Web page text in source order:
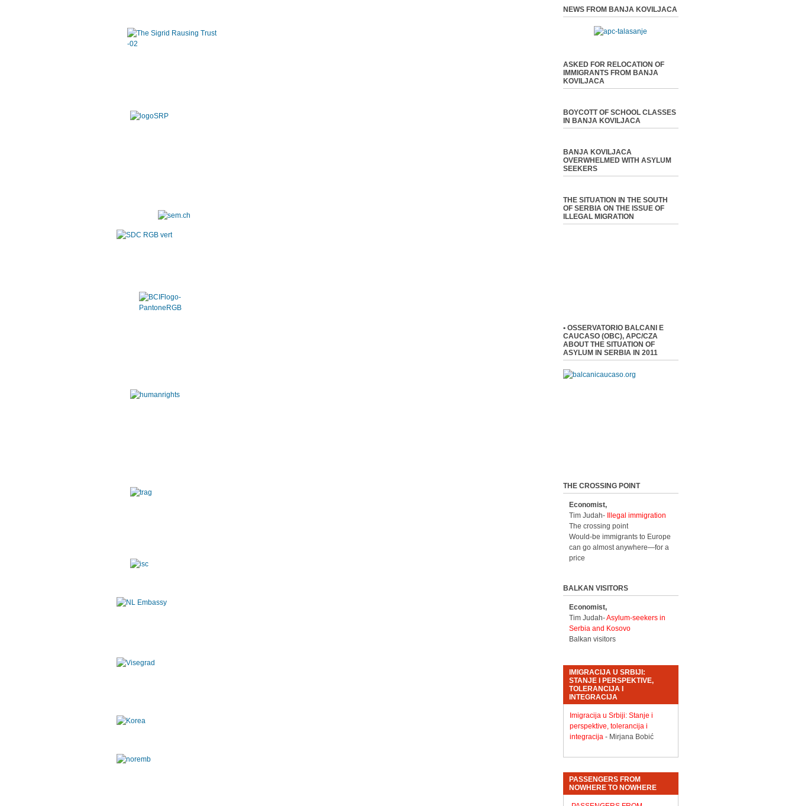
NEWS FROM BANJA KOVILJACA
ASKED FOR RELOCATION OF
IMMIGRANTS FROM BANJA
KOVILJACA
BOYCOTT OF SCHOOL CLASSES
IN BANJA KOVILJACA
BANJA KOVILJACA
OVERWHELMED WITH ASYLUM
SEEKERS
THE SITUATION IN THE SOUTH
OF SERBIA ON THE ISSUE OF
ILLEGAL MIGRATION
• OSSERVATORIO BALCANI E
CAUCASO (OBC), APC/CZA
ABOUT THE SITUATION OF
ASYLUM IN SERBIA IN 2011
THE CROSSING POINT
Economist,
Tim Judah-
Illegal immigration
The crossing point
Would-be immigrants to Europe
can go almost anywhere—for a
price
BALKAN VISITORS
Economist,
Tim Judah-Asylum-seekers in
Serbia and Kosovo
Balkan visitors
IMIGRACIJA U SRBIJI:
STANJE I PERSPEKTIVE,
TOLERANCIJA I
INTEGRACIJA
Imigracija u Srbiji: Stanje i
perspektive, tolerancija i
integracija- Mirjana Bobić
PASSENGERS FROM
NOWHERE TO NOWHERE